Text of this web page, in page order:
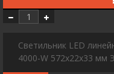
Светильник LED
4000-W 572х22х33 мм